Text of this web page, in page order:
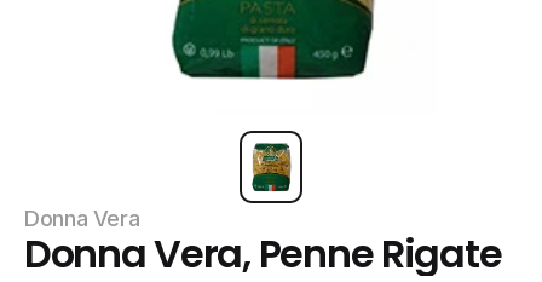
Donna Vera
Donna Vera, Penne Rigate